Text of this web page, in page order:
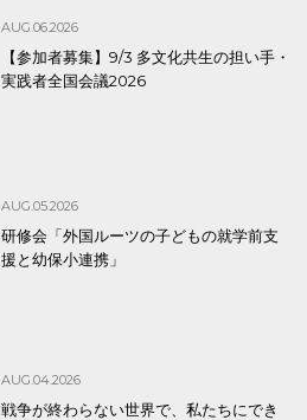
AUG.06.2026
【参加者募集】9/3 多文化共生の担い手・
実践者全国会議2026
AUG.05.2026
研修会「外国ルーツの子どもの就学前支
援と幼保小連携」
AUG.04.2026
戦争が終わらない世界で、私たちにでき